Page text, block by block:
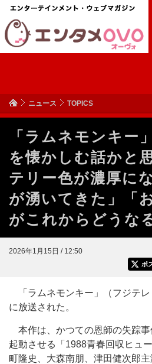
ニュース TOPICS
「ラムネモンキー
を懐かしむ話かと
テリー色が濃厚に
が湧いてきた」「
がこれからどうな
2026年1月15日 / 12:50
ポ
「ラムネモンキー」（フジテレ
に放送された。
本作は、かつての恩師の失踪
起動させる「1988青春回収ヒュ
町隆史、大森南朋、津田健次郎主